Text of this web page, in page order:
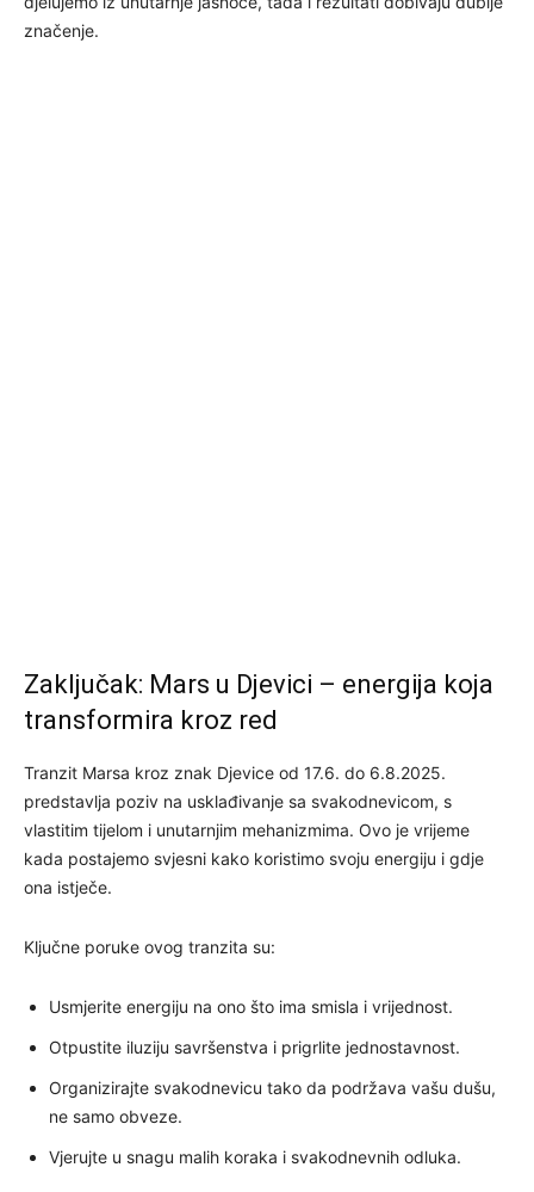
značenje.
Zaključak: Mars u Djevici – energija koja
transformira kroz red
Tranzit Marsa kroz znak Djevice od 17.6. do 6.8.2025.
predstavlja poziv na usklađivanje sa svakodnevicom, s
vlastitim tijelom i unutarnjim mehanizmima. Ovo je vrijeme
kada postajemo svjesni kako koristimo svoju energiju i gdje
ona istječe.
Ključne poruke ovog tranzita su:
Usmjerite energiju na ono što ima smisla i vrijednost.
Otpustite iluziju savršenstva i prigrlite jednostavnost.
Organizirajte svakodnevicu tako da podržava vašu dušu,
ne samo obveze.
Vjerujte u snagu malih koraka i svakodnevnih odluka.